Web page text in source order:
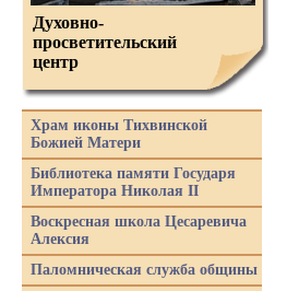
Духовно-
просветительский
центр
Храм иконы Тихвинской
Божией Матери
Библиотека памяти Государя
Императора Николая II
Воскресная школа Цесаревича
Алексия
Паломническая служба общины